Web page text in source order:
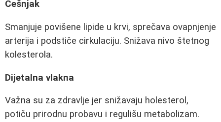
Češnjak
Smanjuje povišene lipide u krvi, sprečava ovapnjenje
arterija i podstiče cirkulaciju. Snižava nivo štetnog
kolesterola.
Dijetalna vlakna
Važna su za zdravlje jer snižavaju holesterol,
potiču prirodnu probavu i regulišu metabolizam.